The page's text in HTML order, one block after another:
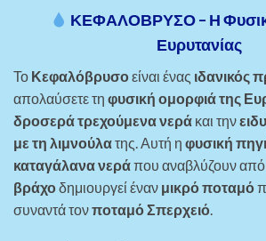
ΚΕΦΑΛΟΒΡΥΣΟ – Η
Ευρυτανίας
Το Κεφαλόβρυσοείναι ένας ιδανικός
απολαύσετε τη φυσική ομορφιά της
δροσερά τρεχούμενα νερά και την
με τη λιμνούλατης. Αυτή η φυσική
καταγάλανα νεράπου αναβλύζουν από
βράχοδημιουργεί έναν μικρό ποταμό
συναντά τονποταμό Σπερχειό.